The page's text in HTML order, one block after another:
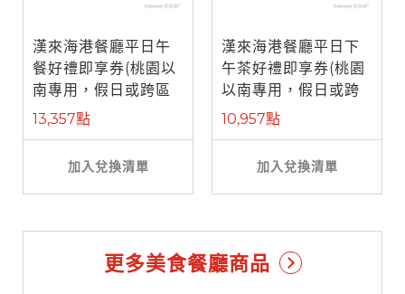
漢來海港餐廳平日午
餐好禮即享券(桃園以
南專用，假日或跨區
使用補需差 ...
13,357點
加入兌換清單
漢來海港餐廳平日下
午茶好禮即享券(桃園
以南專用，假日或跨
區使用補需 ...
10,957點
加入兌換清單
更多美食餐廳商品